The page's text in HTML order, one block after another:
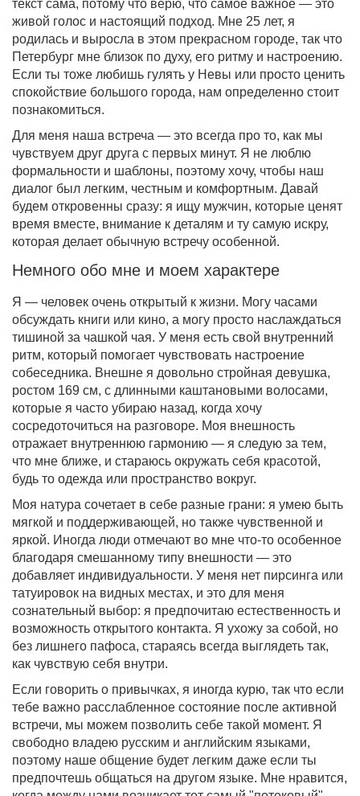
текст сама, потому что верю, что самое важное — это
живой голос и настоящий подход. Мне 25 лет, я
родилась и выросла в этом прекрасном городе, так что
Петербург мне близок по духу, его ритму и настроению.
Если ты тоже любишь гулять у Невы или просто ценить
спокойствие большого города, нам определенно стоит
познакомиться.
Для меня наша встреча — это всегда про то, как мы
чувствуем друг друга с первых минут. Я не люблю
формальности и шаблоны, поэтому хочу, чтобы наш
диалог был легким, честным и комфортным. Давай
будем откровенны сразу: я ищу мужчин, которые ценят
время вместе, внимание к деталям и ту самую искру,
которая делает обычную встречу особенной.
Немного обо мне и моем характере
Я — человек очень открытый к жизни. Могу часами
обсуждать книги или кино, а могу просто наслаждаться
тишиной за чашкой чая. У меня есть свой внутренний
ритм, который помогает чувствовать настроение
собеседника. Внешне я довольно стройная девушка,
ростом 169 см, с длинными каштановыми волосами,
которые я часто убираю назад, когда хочу
сосредоточиться на разговоре. Моя внешность
отражает внутреннюю гармонию — я следую за тем,
что мне ближе, и стараюсь окружать себя красотой,
будь то одежда или пространство вокруг.
Моя натура сочетает в себе разные грани: я умею быть
мягкой и поддерживающей, но также чувственной и
яркой. Иногда люди отмечают во мне что-то особенное
благодаря смешанному типу внешности — это
добавляет индивидуальности. У меня нет пирсинга или
татуировок на видных местах, и это для меня
сознательный выбор: я предпочитаю естественность и
возможность открытого контакта. Я ухожу за собой, но
без лишнего пафоса, стараясь всегда выглядеть так,
как чувствую себя внутри.
Если говорить о привычках, я иногда курю, так что если
тебе важно расслабленное состояние после активной
встречи, мы можем позволить себе такой момент. Я
свободно владею русским и английским языками,
поэтому наше общение будет легким даже если ты
предпочтешь общаться на другом языке. Мне нравится,